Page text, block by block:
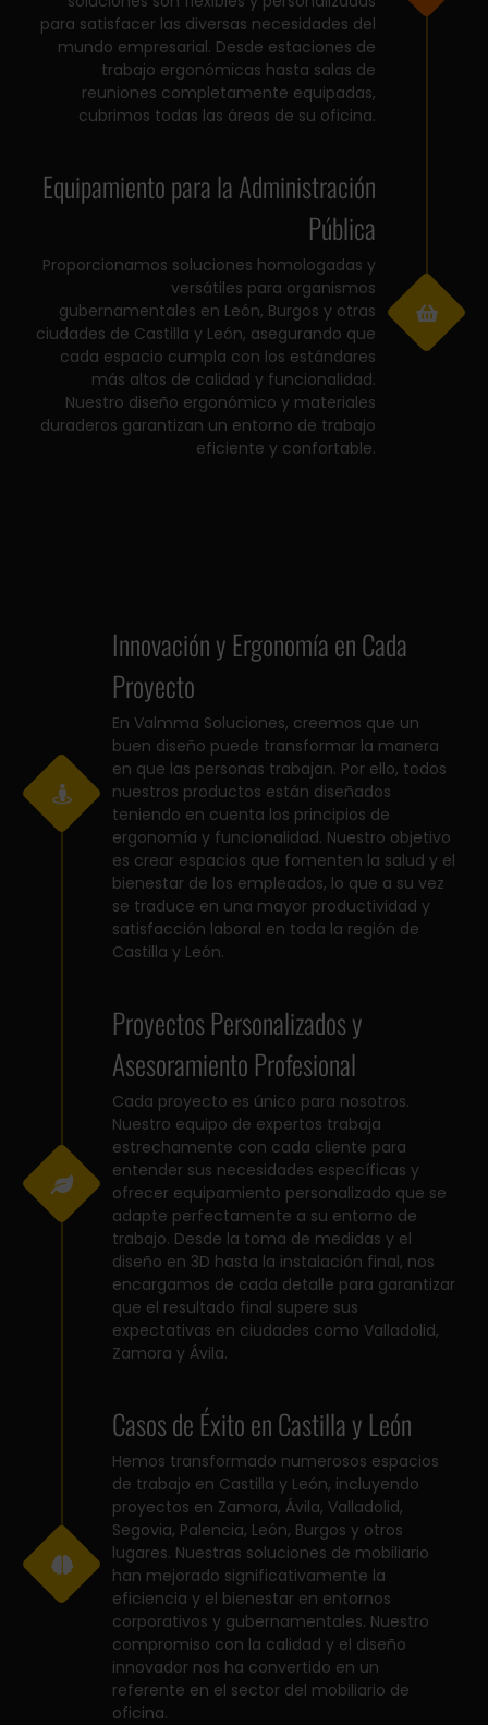
para satisfacer las diversas necesidades del
mundo empresarial. Desde estaciones de
trabajo ergonómicas hasta salas de
reuniones completamente equipadas,
cubrimos todas las áreas de su oficina.
Equipamiento para la Administración
Pública
Proporcionamos soluciones homologadas y
versátiles para organismos
gubernamentales en León, Burgos y otras
ciudades de Castilla y León, asegurando que
cada espacio cumpla con los estándares
más altos de calidad y funcionalidad.
Nuestro diseño ergonómico y materiales
duraderos garantizan un entorno de trabajo
eficiente y confortable.
Innovación y Ergonomía en Cada
Proyecto
En Valmma Soluciones, creemos que un
buen diseño puede transformar la manera
en que las personas trabajan. Por ello, todos
nuestros productos están diseñados
teniendo en cuenta los principios de
ergonomía y funcionalidad. Nuestro objetivo
es crear espacios que fomenten la salud y el
bienestar de los empleados, lo que a su vez
se traduce en una mayor productividad y
satisfacción laboral en toda la región de
Castilla y León.
Proyectos Personalizados y
Asesoramiento Profesional
Cada proyecto es único para nosotros.
Nuestro equipo de expertos trabaja
estrechamente con cada cliente para
entender sus necesidades específicas y
ofrecer equipamiento personalizado que se
adapte perfectamente a su entorno de
trabajo. Desde la toma de medidas y el
diseño en 3D hasta la instalación final, nos
encargamos de cada detalle para garantizar
que el resultado final supere sus
expectativas en ciudades como Valladolid,
Zamora y Ávila.
Casos de Éxito en Castilla y León
Hemos transformado numerosos espacios
de trabajo en Castilla y León, incluyendo
proyectos en Zamora, Ávila, Valladolid,
Segovia, Palencia, León, Burgos y otros
lugares. Nuestras soluciones de mobiliario
han mejorado significativamente la
eficiencia y el bienestar en entornos
corporativos y gubernamentales. Nuestro
compromiso con la calidad y el diseño
innovador nos ha convertido en un
referente en el sector del mobiliario de
oficina.